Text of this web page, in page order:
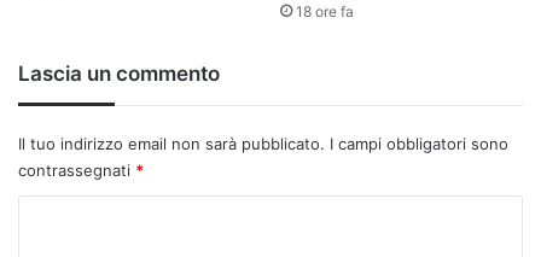
18 ore fa
Lascia un commento
Il tuo indirizzo email non sarà pubblicato. I campi obbligatori sono
contrassegnati *